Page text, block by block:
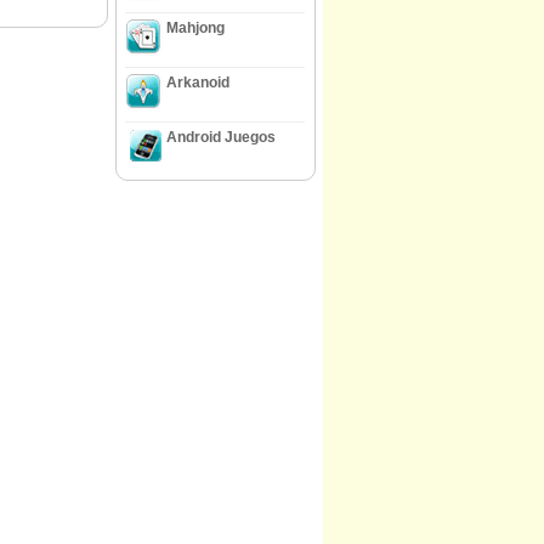
Mahjong
Arkanoid
Android Juegos